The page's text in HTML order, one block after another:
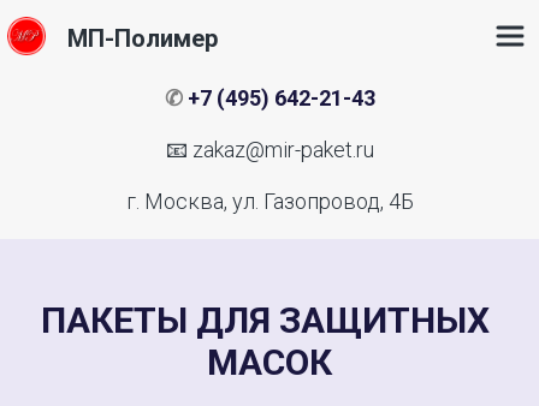
МП-Полимер
✆ +7 (495) 642-21-43
📧 zakaz@mir-paket.ru
г. Москва, ул. Газопровод, 4Б
ПАКЕТЫ ДЛЯ ЗАЩИТНЫХ
МАСОК